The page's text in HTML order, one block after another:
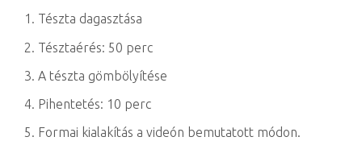
1. Tészta dagasztása
2. Tésztaérés: 50 perc
3. A tészta gömbölyítése
4. Pihentetés: 10 perc
5. Formai kialakítás a videón bemutatott módon.